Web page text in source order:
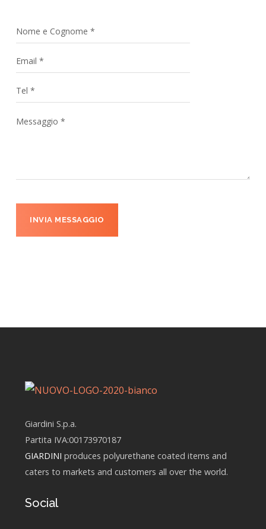
Giardini S.p.a.
Partita IVA:00173970187
GIARDINIproduces polyurethane coated items and
caters to markets and customers all over the world.
Social